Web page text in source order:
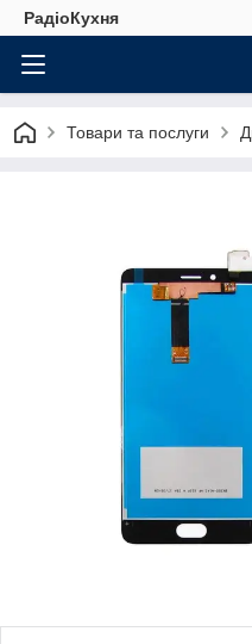
РадіоКухня
Товари та послуги